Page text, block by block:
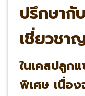
ปรึกษา
เชี่ยวชา
ในเคสปลูก
พิเศษ เนื่อง